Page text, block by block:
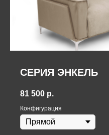
СЕРИЯ ЭНКЕЛЬ
81 500 р.
Конфигурация